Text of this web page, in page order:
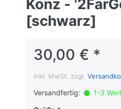
Konz -
[schwarz]
30,00 € *
inkl. MwSt. zzgl.
Versandfertig:
1-3